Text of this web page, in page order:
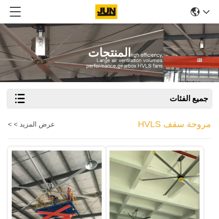
المنتجات
جميع الفئات
مروحة سقف HVLS عرض المزيد > >